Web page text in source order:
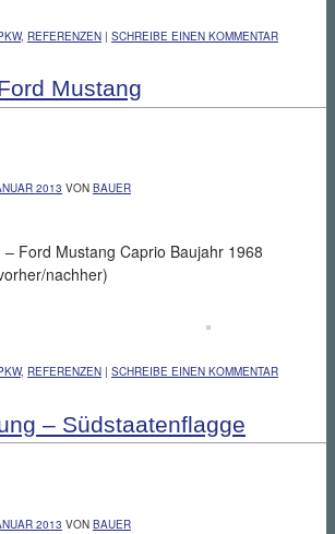
, REFERENZEN | SCHREIBE EINEN KOMMENTAR
Mustang
2013 VON BAUER
– Ford Mustang Caprio Baujahr 1968
nachher)
, REFERENZEN | SCHREIBE EINEN KOMMENTAR
– Südstaatenflagge
2013 VON BAUER